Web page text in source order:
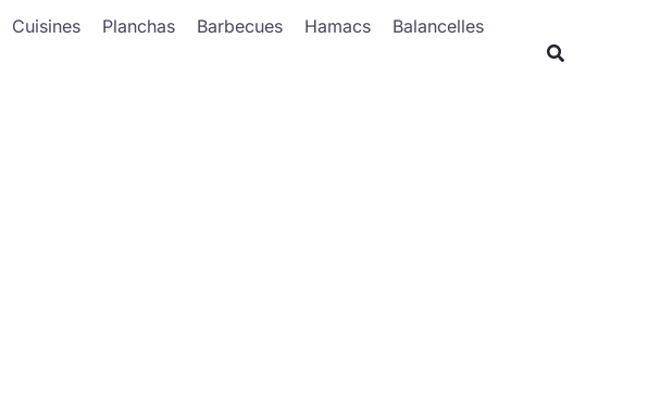
Cuisines Planchas Barbecues Hamacs Balancelles
Rechercher